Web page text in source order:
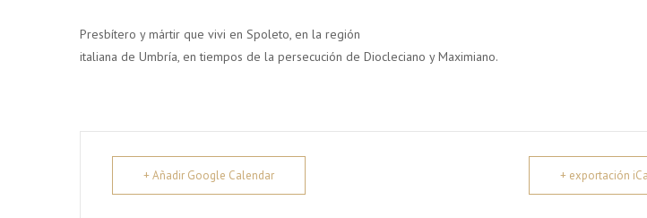
Presbítero y mártir que vivi en Spoleto, en la región
italiana de Umbría, en tiempos de la persecución de Diocleciano y Maximiano.
+ Añadir Google Calendar + exportación